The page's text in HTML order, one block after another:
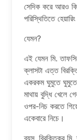
সেদিক করে আরও
পরিস্থিতিতে
যেমন?
এই যেমন মি.
ক্লাসটা এত্ত
একরকম ঘুমুতে
মাথায় বুদ্ধি খেলে
ওপর-নিচ করতে
একেবারে নিচে।
ব্যস, বিরক্তিকর মি.